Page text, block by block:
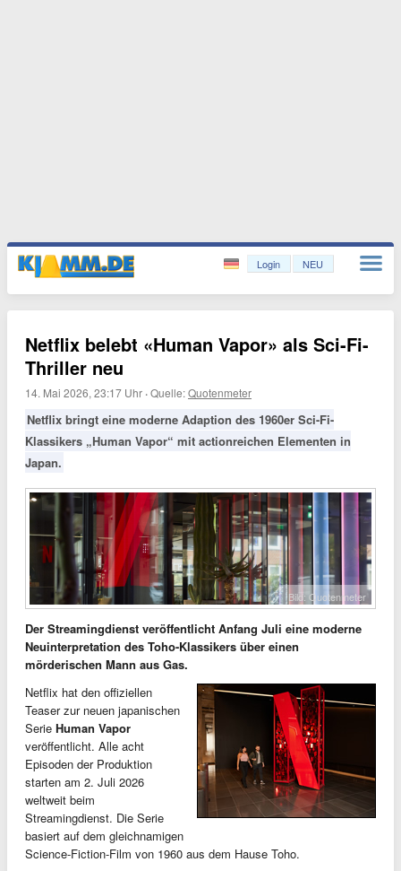
Login NEU
Netflix belebt «Human Vapor» als Sci-Fi-
Thriller neu
14. Mai 2026, 23:17 Uhr ·Quelle:Quotenmeter
Netflix bringt eine moderne Adaption des 1960er Sci-Fi-
Klassikers „Human Vapor“ mit actionreichen Elementen in
Japan.
Bild: Quotenmeter
Der Streamingdienst veröffentlicht Anfang Juli eine moderne
Neuinterpretation des Toho-Klassikers über einen
mörderischen Mann aus Gas.
Netflix hat den offiziellen
Teaser zur neuen japanischen
Serie Human Vapor
veröffentlicht. Alle acht
Episoden der Produktion
starten am 2. Juli 2026
weltweit beim
Streamingdienst. Die Serie
basiert auf dem gleichnamigen
Science-Fiction-Film von 1960 aus dem Hause Toho.